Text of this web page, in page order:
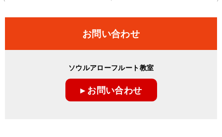
ビ
お問い合わせ
ソウルアローフルート教室
▸ お問い合わせ